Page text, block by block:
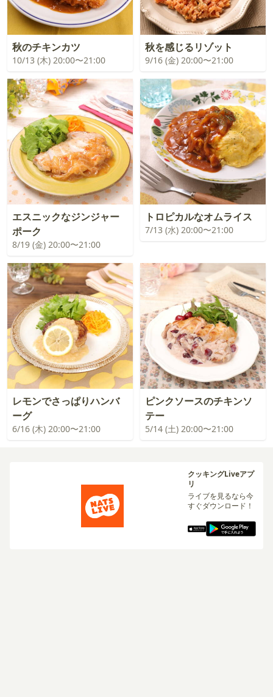
秋のチキンカツ
10/13 (木) 20:00〜21:00
秋を感じるリゾット
9/16 (金) 20:00〜21:00
エスニックなジンジャー
ポーク
8/19 (金) 20:00〜21:00
トロピカルなオムライス
7/13 (水) 20:00〜21:00
レモンでさっぱりハンバ
ーグ
6/16 (木) 20:00〜21:00
ピンクソースのチキンソ
テー
5/14 (土) 20:00〜21:00
クッキングLiveアプ
リ
ライブを見るなら今
すぐダウンロード！